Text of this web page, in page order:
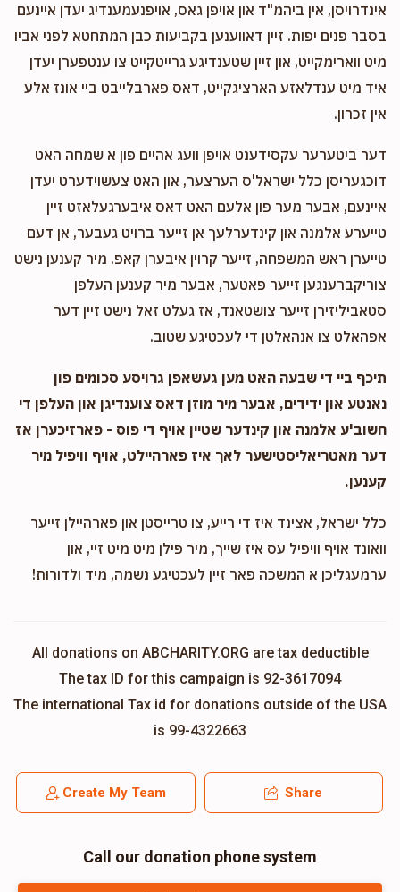
אינדרויסן, אין ביהמ"ד און אויפן גאס, אויפנעמענדיג יעדן איינעם
בסבר פנים יפות. זיין דאווענען בקביעות כבן המתחטא לפני אביו
מיט ווארימקייט, און זיין שטענדיגע גרייטקייט צו ענטפערן יעדן
איד מיט ענדלאזע הארציגקייט, דאס פארבלייבט ביי אונז אלע
אין זכרון.
דער ביטערער עקסידענט אויפן וועג אהיים פון א שמחה האט
דוכגעריסן כלל ישראל'ס הערצער, און האט צעשוידערט יעדן
איינעם, אבער מער פון אלעם האט דאס איבערגעלאזט זיין
טייערע אלמנה און קינדערלעך אן זייער ברויט געבער, אן דעם
טייערן ראש המשפחה, זייער קרוין איבערן קאפ. מיר קענען נישט
צוריקברענגען זייער פאטער, אבער מיר קענען העלפן
סטאביליזירן זייער צושטאנד, אז געלט זאל נישט זיין דער
אפהאלט צו אנהאלטן די לעכטיגע שטוב.
תיכף ביי די שבעה האט מען געשאפן גרויסע סכומים פון
נאנטע און ידידים, אבער מיר מוזן דאס צוענדיגן און העלפן די
חשוב'ע אלמנה און קינדער שטיין אויף די פוס - פארזיכערן אז
דער מאטריאליסטישער לאך איז פארהיילט, אויף וויפיל מיר
קענען.
כלל ישראל, אצינד איז די רייע, צו טרייסטן און פארהיילן זייער
וואונד אויף וויפיל עס איז שייך, מיר פילן מיט מיט זיי, און
ערמעגליכן א המשכה פאר זיין לעכטיגע נשמה, מיד ולדורות!
All donations on ABCHARITY.ORG are tax deductible
The tax ID for this campaign is 92-3617094
The international Tax id for donations outside of the USA
is 99-4322663
Create My Team Share
Call our donation phone system